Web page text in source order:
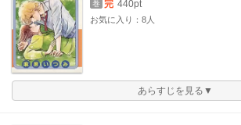
巻 完 440pt
お気に入り：8人
あらすじを見る▼